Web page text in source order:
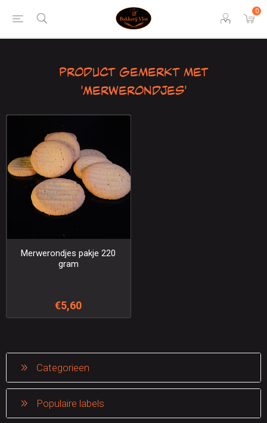
0
Product gemerkt met
'Merwerondjes'
Merwerondjes pakje 220
gram
€5,60
Categorieen
Populaire labels